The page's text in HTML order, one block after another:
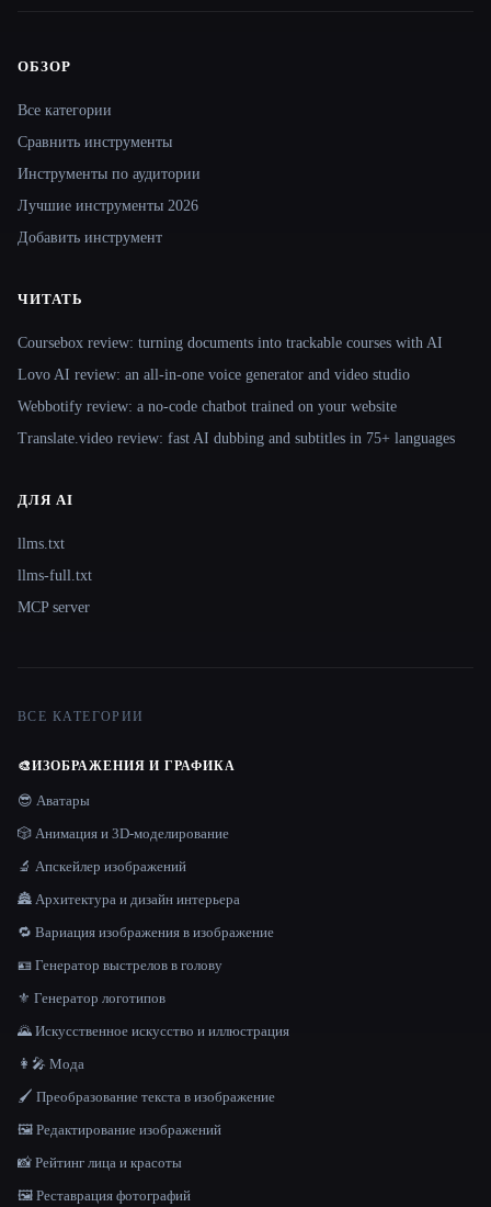
Site navigation
ОБЗОР
Все категории
Сравнить инструменты
Инструменты по аудитории
Лучшие инструменты 2026
Добавить инструмент
ЧИТАТЬ
Coursebox review: turning documents into trackable courses with AI
Lovo AI review: an all-in-one voice generator and video studio
Webbotify review: a no-code chatbot trained on your website
Translate.video review: fast AI dubbing and subtitles in 75+ languages
ДЛЯ AI
llms.txt
llms-full.txt
MCP server
ВСЕ КАТЕГОРИИ
🎨ИЗОБРАЖЕНИЯ И ГРАФИКА
😎 Аватары
🎲 Анимация и 3D-моделирование
🔬 Апскейлер изображений
🏯 Архитектура и дизайн интерьера
🔁 Вариация изображения в изображение
🪪 Генератор выстрелов в голову
⚜️ Генератор логотипов
🌄 Искусственное искусство и иллюстрация
👩‍🎤 Мода
🖌️ Преобразование текста в изображение
🖼️ Редактирование изображений
📸 Рейтинг лица и красоты
🖼️ Реставрация фотографий